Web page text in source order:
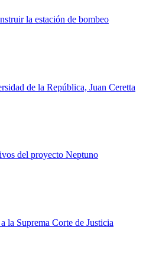
la estación de bombeo
de la República, Juan Ceretta
del proyecto Neptuno
la Suprema Corte de Justicia